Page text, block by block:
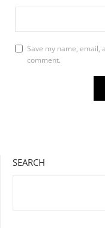
Save my name, email,
comment.
SEARCH